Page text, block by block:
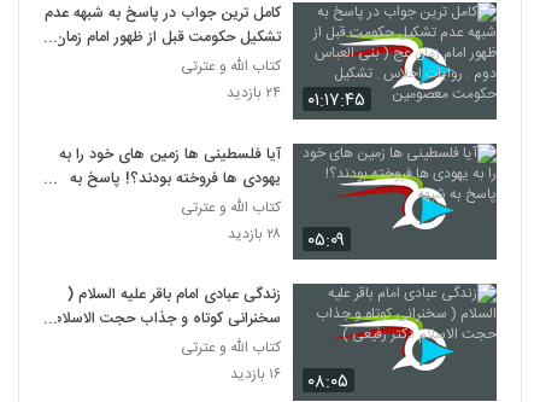
۰۱:۱۷:۴۵
کامل ترین جواب در پاسخ به شبهه عدم
تشکیل حکومت قبل از ظهور امام زمان
عج ( بنی العباس دوم . روایات احلاس
. تشکیل حکومت معصومین
کتاب الله و عترتی
۲۴ بازدید
۰۵:۰۹
آیا فلسطینی ها زمین های خود را به
یهودی ها فروخته بودند؟! پاسخ به
شبهه
کتاب الله و عترتی
۲۸ بازدید
۰۸:۰۵
زندگی عبادی امام باقر علیه السلام (
سخنرانی کوتاه و جذاب حجت الاسلام
دکتر رفیعی )
کتاب الله و عترتی
۱۶ بازدید